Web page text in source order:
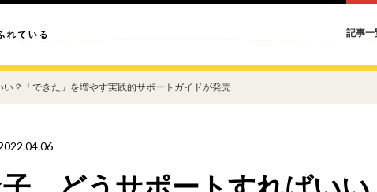
？「できた」を増やす実践的サポートガイドが発売
記事一